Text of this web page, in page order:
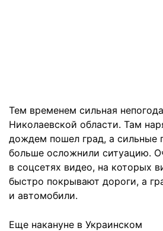
Тем временем сильная
Николаевской области. Там
дождем пошел град, а сильные
больше осложнили ситуацию.
в соцсетях видео, на которых
быстро покрывают дороги, а
и автомобили.
Еще накануне в Украинском